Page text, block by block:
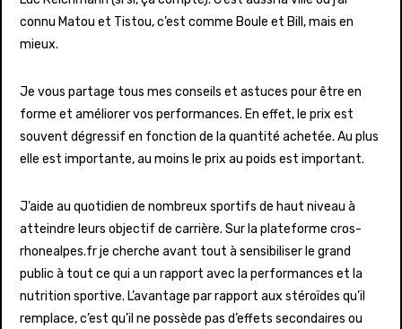
connu Matou et Tistou, c’est comme Boule et Bill, mais en
mieux.
Je vous partage tous mes conseils et astuces pour être en
forme et améliorer vos performances. En effet, le prix est
souvent dégressif en fonction de la quantité achetée. Au plus
elle est importante, au moins le prix au poids est important.
J’aide au quotidien de nombreux sportifs de haut niveau à
atteindre leurs objectif de carrière. Sur la plateforme cros-
rhonealpes.fr je cherche avant tout à sensibiliser le grand
public à tout ce qui a un rapport avec la performances et la
nutrition sportive. L’avantage par rapport aux stéroïdes qu’il
remplace, c’est qu’il ne possède pas d’effets secondaires ou